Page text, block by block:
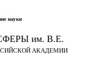
науки
им. В.Е.
АКАДЕМИИ